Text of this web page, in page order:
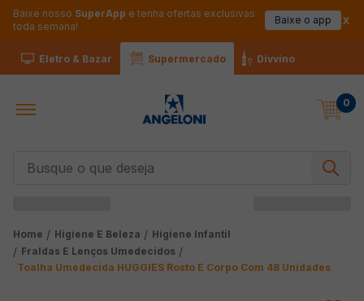
Baixe nosso SuperApp e tenha ofertas exclusivas
toda semana!
Baixe o app
Eletro & Bazar Supermercado Divvino
0
Higiene E Beleza
Higiene Infantil
Fraldas E Lenços Umedecidos
Toalha Umedecida HUGGIES Rosto E Corpo Com 48 Unidades